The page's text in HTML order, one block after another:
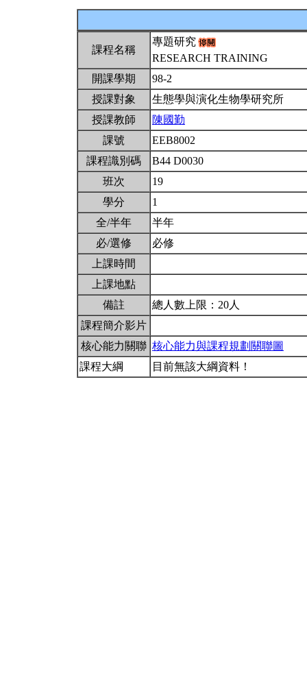
課程名稱
專題研究
RESEARCH TRAINING
開課學期
98-2
授課對象
生態學與演化生物學研究所
授課教師
陳國勤
課號
EEB8002
課程識別碼
B44 D0030
班次
19
學分
1
全/半年
半年
必/選修
必修
上課時間
上課地點
備註
總人數上限：20人
課程簡介影片
核心能力關聯 核心能力與課程規劃關聯圖
課程大綱
目前無該大綱資料！